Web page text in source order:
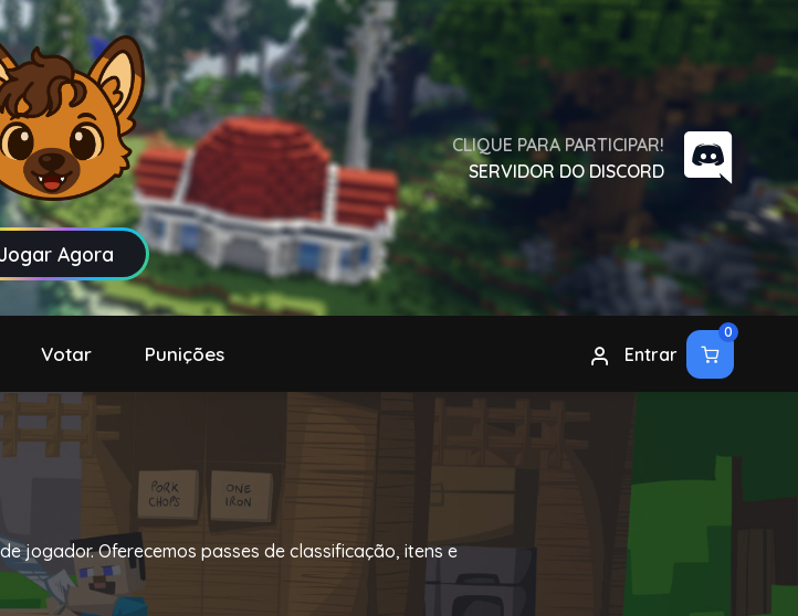
Agora
CLIQUE PARA PARTICIPAR!
SERVIDOR DO DISCORD
Entrar
0
Votar Punições
jogador. Oferecemos passes de classificação, itens e